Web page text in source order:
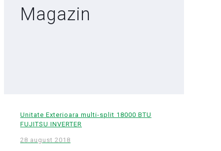
Magazin
Unitate Exterioara multi-split 18000 BTU
FUJITSU INVERTER
28 august 2018